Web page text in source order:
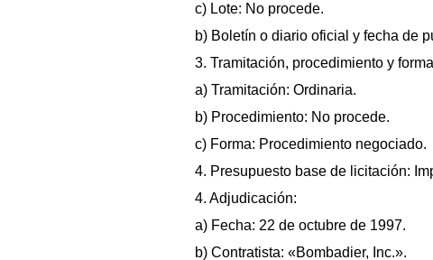
c) Lote: No procede.
b) Boletín o diario oficial y fecha de
3. Tramitación, procedimiento y
a) Tramitación: Ordinaria.
b) Procedimiento: No procede.
c) Forma: Procedimiento negociado.
4. Presupuesto base de licitación:
4. Adjudicación:
a) Fecha: 22 de octubre de 1997.
b) Contratista: «Bombadier, Inc.».